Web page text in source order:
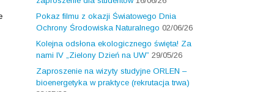
Pokaz filmu z okazji Światowego Dnia
Ochrony Środowiska Naturalnego 02/06/26
Kolejna odsłona ekologicznego święta! Za
nami IV „Zielony Dzień na UW” 29/05/26
Zaproszenie na wizyty studyjne ORLEN –
bioenergetyka w praktyce (rekrutacja trwa)